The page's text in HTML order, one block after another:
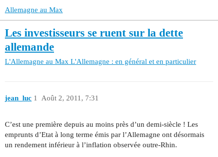
Allemagne au Max
Les investisseurs se ruent sur la dette
allemande
L'Allemagne au Max L'Allemagne : en général et en particulier
jean_luc Août 2, 2011, 7:31
1
C’est une première depuis au moins près d’un demi-siècle ! Les
emprunts d’Etat à long terme émis par l’Allemagne ont désormais
un rendement inférieur à l’inflation observée outre-Rhin.